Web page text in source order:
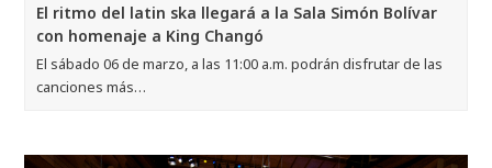
El ritmo del latin ska llegará a la Sala Simón Bolívar
con homenaje a King Changó
El sábado 06 de marzo, a las 11:00 a.m. podrán disfrutar de las
canciones más…